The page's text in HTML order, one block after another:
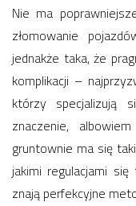
Nie ma
złomowanie
jednakże taka, że
komplikacji –
którzy specjalizują
znaczenie,
gruntownie ma się
jakimi regulacjami
znają perfekcyjne